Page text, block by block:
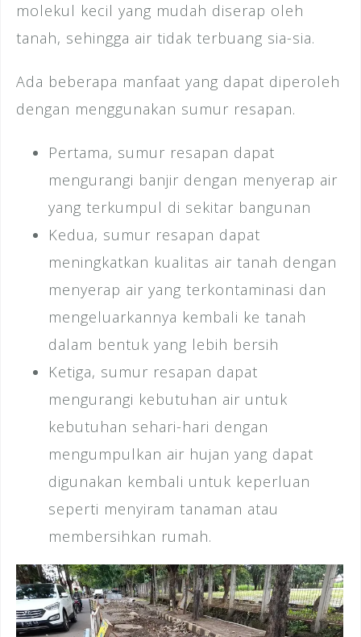
molekul kecil yang mudah diserap oleh
tanah, sehingga air tidak terbuang sia-sia.
Ada beberapa manfaat yang dapat diperoleh
dengan menggunakan sumur resapan.
Pertama, sumur resapan dapat
mengurangi banjir dengan menyerap air
yang terkumpul di sekitar bangunan
Kedua, sumur resapan dapat
meningkatkan kualitas air tanah dengan
menyerap air yang terkontaminasi dan
mengeluarkannya kembali ke tanah
dalam bentuk yang lebih bersih
Ketiga, sumur resapan dapat
mengurangi kebutuhan air untuk
kebutuhan sehari-hari dengan
mengumpulkan air hujan yang dapat
digunakan kembali untuk keperluan
seperti menyiram tanaman atau
membersihkan rumah.